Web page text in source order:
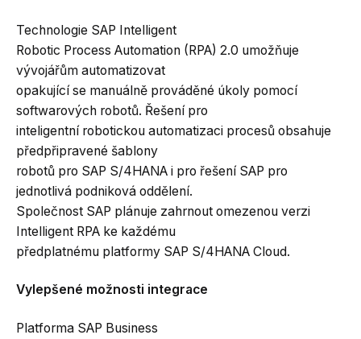
Technologie SAP Intelligent
Robotic Process Automation (RPA) 2.0 umožňuje
vývojářům automatizovat
opakující se manuálně prováděné úkoly pomocí
softwarových robotů. Řešení pro
inteligentní robotickou automatizaci procesů obsahuje
předpřipravené šablony
robotů pro SAP S/4HANA i pro řešení SAP pro
jednotlivá podniková oddělení.
Společnost SAP plánuje zahrnout omezenou verzi
Intelligent RPA ke každému
předplatnému platformy SAP S/4HANA Cloud.
Vylepšené možnosti integrace
Platforma SAP Business